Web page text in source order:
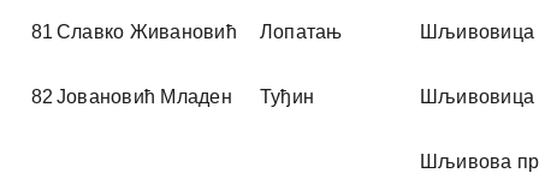
81 Славко Живановић Лопатањ Шљивовица
82 Јовановић Младен Туђин Шљивовица
Шљивова